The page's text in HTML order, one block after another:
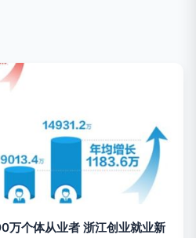
万个体从业者 浙江创业就业新